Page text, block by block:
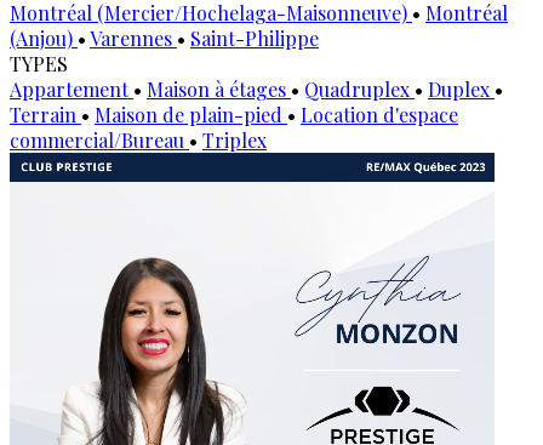
Montréal (Mercier/Hochelaga-Maisonneuve) • Montréal
(Anjou) •Varennes • Saint-Philippe
TYPES
Appartement• Maison à étages • Quadruplex • Duplex •
Terrain • Maison de plain-pied • Location d'espace
commercial/Bureau • Triplex